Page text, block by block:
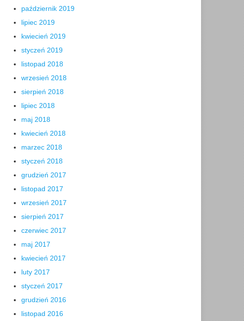
październik 2019
lipiec 2019
kwiecień 2019
styczeń 2019
listopad 2018
wrzesień 2018
sierpień 2018
lipiec 2018
maj 2018
kwiecień 2018
marzec 2018
styczeń 2018
grudzień 2017
listopad 2017
wrzesień 2017
sierpień 2017
czerwiec 2017
maj 2017
kwiecień 2017
luty 2017
styczeń 2017
grudzień 2016
listopad 2016